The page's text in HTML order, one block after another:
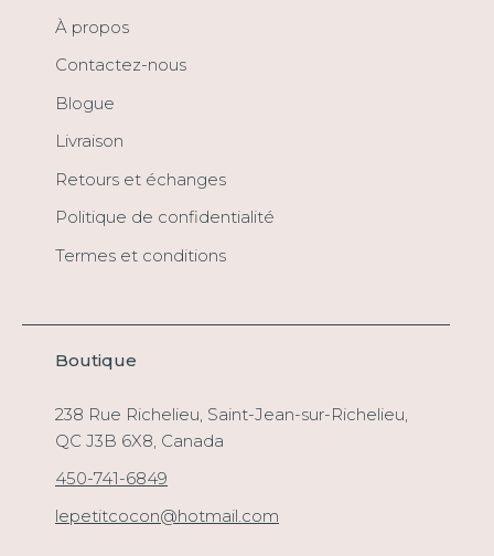
À propos
Contactez-nous
Blogue
Livraison
Retours et échanges
Politique de confidentialité
Termes et conditions
Boutique
238 Rue Richelieu, Saint-Jean-sur-Richelieu,
QC J3B 6X8, Canada
450-741-6849
lepetitcocon@hotmail.com